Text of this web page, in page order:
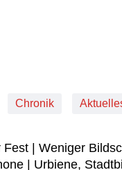
Chronik
| Weniger
| Urbiene,